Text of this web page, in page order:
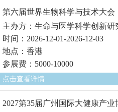
第六届世界生物科学与技术大会
主办方：生命与医学科学创新研
时间：2026-12-01-2026-12-03
地点：香港
参展费：5000-10000
点击查看详情
2027第35届广州国际大健康产业